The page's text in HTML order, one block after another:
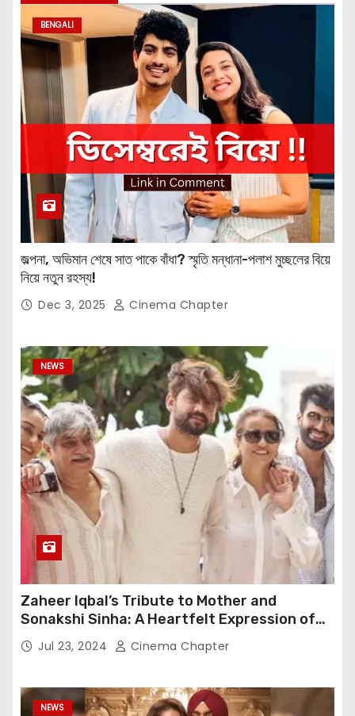
BENGALI
জল্পনা, অভিমান শেষে সাত পাকে বাঁধা? স্মৃতি মন্ধানা-পলাশ মুচ্ছলের বিয়ে
নিয়ে নতুন রহস্য!
Dec 3, 2025 Cinema Chapter
NEWS
Zaheer Iqbal’s Tribute to Mother and
Sonakshi Sinha: A Heartfelt Expression of
Gratitude
Jul 23, 2024 Cinema Chapter
NEWS